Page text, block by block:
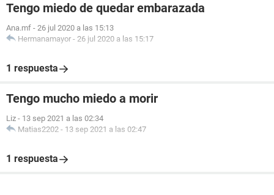
Tengo miedo de quedar embarazada
Ana.mf - 26 jul 2020 a las 15:13
Hermanamayor - 26 jul 2020 a las 15:17
1 respuesta
Tengo mucho miedo a morir
Liz - 13 sep 2021 a las 02:34
Matias2202 - 13 sep 2021 a las 02:47
1 respuesta